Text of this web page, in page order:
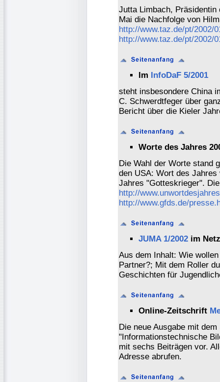
Jutta Limbach,
Mai die Nachfolge von
http://www.taz.de/pt/2002/
http://www.taz.de/pt/2002/
Im InfoDaF 5/2001
steht insbesondere China
C. Schwerdtfeger über
Bericht über die Kieler
Worte des Jahres
Die Wahl der Worte stand
den USA: Wort des
Jahres "Gotteskrieger".
http://
http://www.gfds.de/
JUMA 1/2002 im Netz
Aus dem Inhalt: Wie
Partner?; Mit dem Roller
Geschichten für
Online-Zeitschrift
Die neue Ausgabe mit
"Informationstechnische
mit sechs Beiträgen vor.
Adresse abrufen.